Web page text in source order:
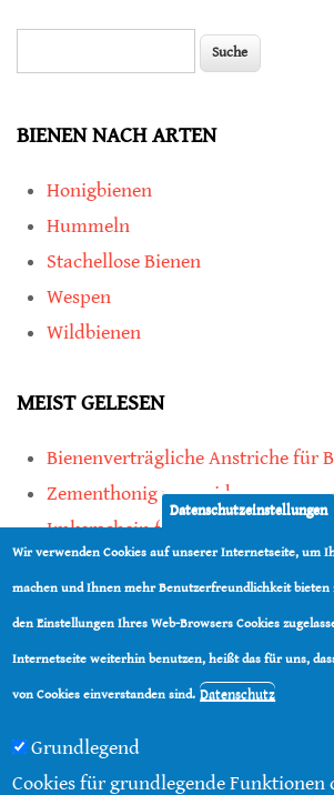
BIENEN NACH ARTEN
Honigbienen
Hummeln
Stachellose Bienen
Wespen
Wildbienen
MEIST GELESEN
Bienenverträgliche Anstriche für
Zementhonig vermeiden
Imkerschein für Honigbienen-
Kauf von Mittelwänden ist
teilen
Datenschutzeinstellungen
Wir verwenden Cookies auf unserer Internetseite, um
machen und Ihnen mehr Benutzerfreundlichkeit bieten
den Einstellungen Ihres Web-Browsers Cookies
Internetseite weiterhin benutzen, heißt das für uns,
von Cookies einverstanden sind. Datenschutz
Grundlegend
Cookies für grundlegende Funktionen